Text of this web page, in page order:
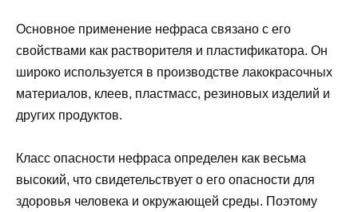
Основное применение нефраса связано с его
свойствами как растворителя и пластификатора. Он
широко используется в производстве лакокрасочных
материалов, клеев, пластмасс, резиновых изделий и
других продуктов.
Класс опасности нефраса определен как весьма
высокий, что свидетельствует о его опасности для
здоровья человека и окружающей среды. Поэтому